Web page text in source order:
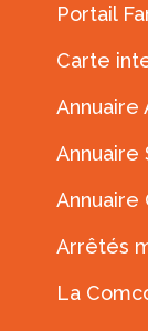
Portail
Carte
Annuaire
Annuaire
Annuaire
Arrêtés
La